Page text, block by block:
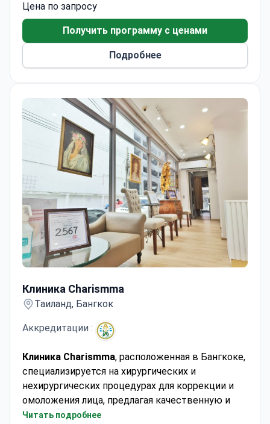
Клиника имеет международную аккредитацию
AACI, ISQUA и IEEA, что гарантирует высокие
стандарты обслуживания. Стоимость
липосакции лица составляет около 1990
долларов США.
Цена по запросу
Получить программу с ценами
Подробнее
Клиника Charismma
Таиланд, Бангкок
Аккредитации :
Клиника Charismma, расположенная в Бангкоке,
специализируется на хирургических и
нехирургических процедурах для коррекции и
омоложения лица, предлагая качественную и
доступную помощь с использованием
Читать подробнее